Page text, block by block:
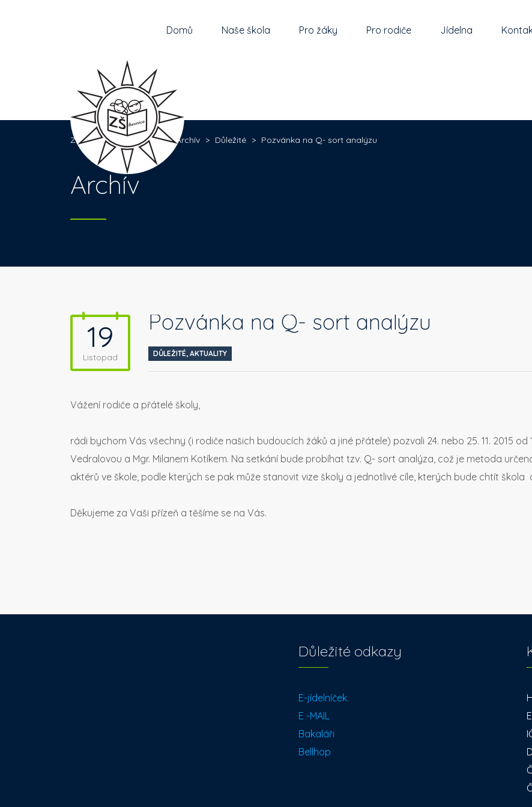
Domů Naše škola Pro žáky Pro rodiče Jídelna
Základní škola Řevnice > Archív > Důležité > Pozvánka na Q- sort analýzu
Archív
19
Listopad
Pozvánka na Q- sort analýzu
DŮLEŽITÉ, AKTUALITY
Vážení rodiče a přátelé školy,
rádi bychom Vás všechny (i rodiče našich budoucích žáků a jiné přátele) pozvali 24. nebo 25. 11. 2015 od
Vedralovou a Mgr. Milanem Kotíkem. Na setkání bude probíhat tzv. Q- sort analýza, což je metoda
aktérů ve škole, podle kterých se pak může stanovit vize školy a jednotlivé cíle, kterých bude chtít škola
Děkujeme za Vaši přízeň a těšíme se na Vás.
Důležité odkazy
E-jídelníček
E -MAIL
Bakaláři
Bellhop